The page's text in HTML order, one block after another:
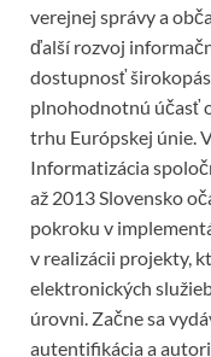
verejnej správy a
ďalší rozvoj
dostupnosť
plnohodnotnú účasť
trhu Európskej únie.
Informatizácia
až 2013 Slovensko
pokroku v
v realizácii projekty,
elektronických
úrovni. Začne sa
autentifikácia a